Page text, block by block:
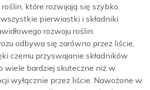
które rozwijają się szybko.
pierwiastki i składniki
rozwoju roślin.
odbywa się zarówno przez liście,
czemu przyswajanie składników
wiele bardziej skuteczne niż w
wyłącznie przez liście. Nawożone w